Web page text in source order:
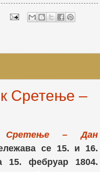
Сретење –
Сретење – Дан
се 15. и 16.
15. фебруар 1804.